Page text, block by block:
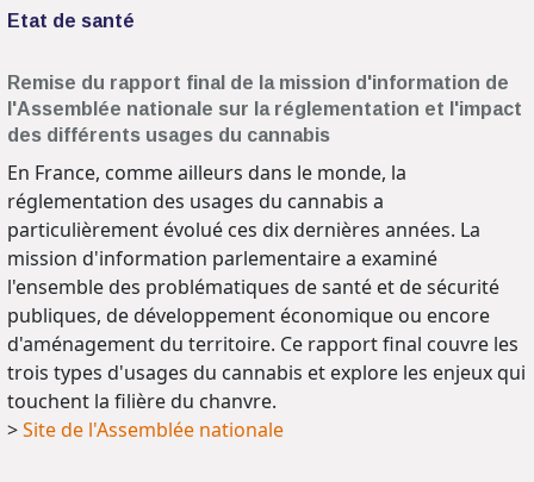
Etat de santé
Remise du rapport final de la mission d'information de
l'Assemblée nationale sur la réglementation et l'impact
des différents usages du cannabis
En France, comme ailleurs dans le monde, la
réglementation des usages du cannabis a
particulièrement évolué ces dix dernières années. La
mission d'information parlementaire a examiné
l'ensemble des problématiques de santé et de sécurité
publiques, de développement économique ou encore
d'aménagement du territoire. Ce rapport final couvre les
trois types d'usages du cannabis et explore les enjeux qui
touchent la filière du chanvre.
>Site de l'Assemblée nationale